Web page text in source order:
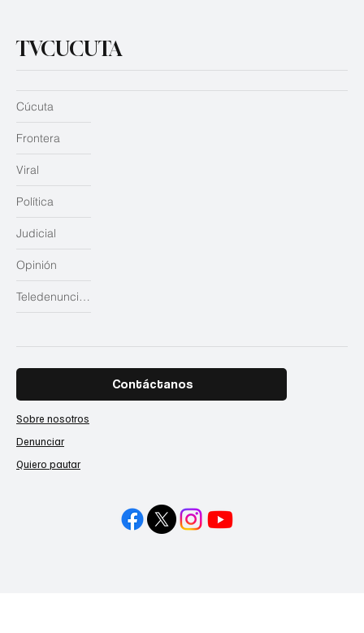
TVCUCUTA
Judicial
Opinión
Teledenuncias
Cúcuta
Frontera
Viral
Política
Contáctanos
Sobre nosotros
Denunciar
Quiero pautar